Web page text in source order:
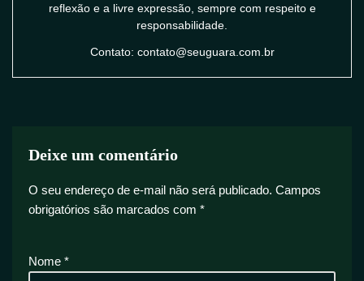
reflexão e a livre expressão, sempre com respeito e
responsabilidade.
Contato: contato@seuguara.com.br
Deixe um comentário
O seu endereço de e-mail não será publicado. Campos
obrigatórios são marcados com *
Nome *